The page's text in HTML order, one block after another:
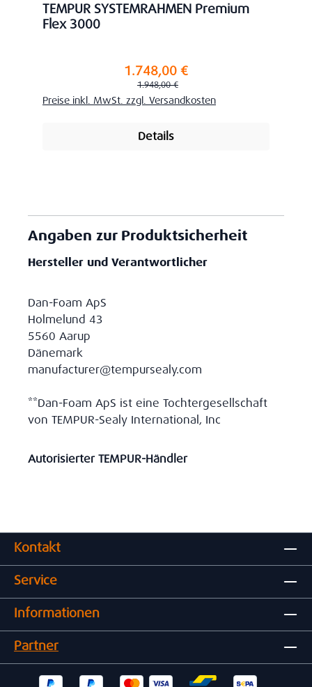
TEMPUR SYSTEMRAHMEN Premium
Flex 3000
Verkaufspreis:1.748,00 €
Regulärer Preis:
1.948,00 €
Preise inkl. MwSt. zzgl. Versandkosten
Details
Angaben zur Produktsicherheit
Hersteller und Verantwortlicher
Dan-Foam ApS
Holmelund 43
5560 Aarup
Dänemark
manufacturer@tempursealy.com
**Dan-Foam ApS ist eine Tochtergesellschaft
von TEMPUR-Sealy International, Inc
Autorisierter TEMPUR-Händler
Kontakt
Service
Informationen
Partner